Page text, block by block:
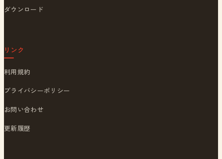
ダウンロード
リンク
利用規約
プライバシーポリシー
お問い合わせ
更新履歴